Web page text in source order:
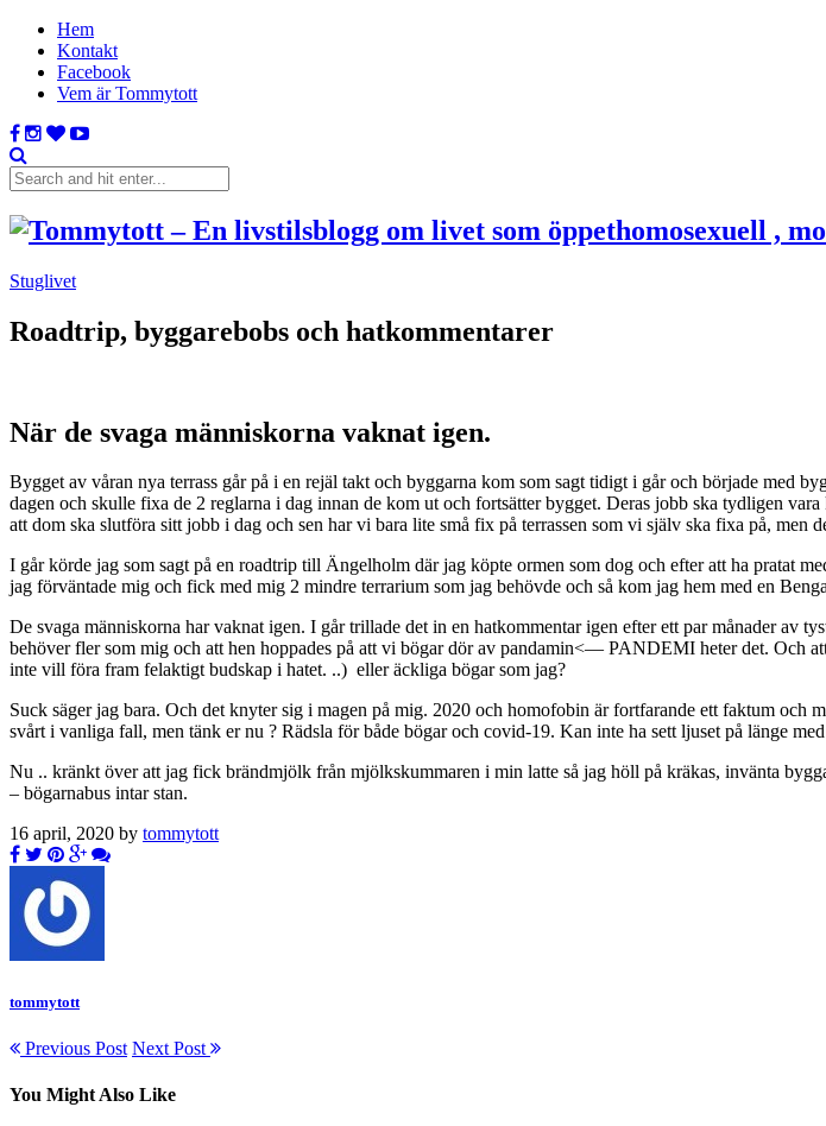
Hem
Kontakt
Facebook
Vem är Tommytott
Stuglivet
Roadtrip, byggarebobs och hatkommentarer
När de svaga människorna vaknat igen.
Bygget av våran nya terrass går på i en rejäl takt och byggarna kom som sagt tidigt i går och började med
dagen och skulle fixa de 2 reglarna i dag innan de kom ut och fortsätter bygget. Deras jobb ska tydligen
att dom ska slutföra sitt jobb i dag och sen har vi bara lite små fix på terrassen som vi själv ska fixa på,
I går körde jag som sagt på en roadtrip till Ängelholm där jag köpte ormen som dog och efter att ha pratat
jag förväntade mig och fick med mig 2 mindre terrarium som jag behövde och så kom jag hem med en
De svaga människorna har vaknat igen. I går trillade det in en hatkommentar igen efter ett par månader av
behöver fler som mig och att hen hoppades på att vi bögar dör av pandamin<— PANDEMI heter det. Och
inte vill föra fram felaktigt budskap i hatet. ..) eller äckliga bögar som jag?
Suck säger jag bara. Och det knyter sig i magen på mig. 2020 och homofobin är fortfarande ett faktum
svårt i vanliga fall, men tänk er nu ? Rädsla för både bögar och covid-19. Kan inte ha sett ljuset på länge
Nu .. kränkt över att jag fick brändmjölk från mjölkskummaren i min latte så jag höll på kräkas, invänta
– bögarnabus intar stan.
16 april, 2020 by tommytott
tommytott
Previous Post Next Post
You Might Also Like